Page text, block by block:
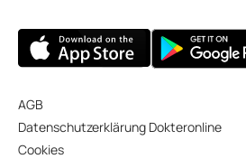
AGB
Datenschutzerklärung Dokteronline
Cookies